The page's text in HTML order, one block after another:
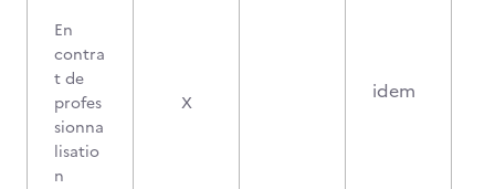
En
contra
t de
profes
sionna
lisatio
n
X idem